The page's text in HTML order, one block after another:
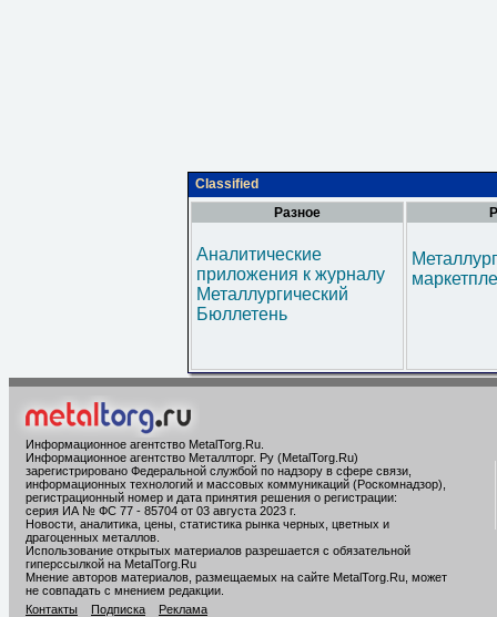
Classified
Разное
Аналитические
приложения к журналу
Металлургический
Бюллетень
Информационное агентство MetalTorg.Ru
Информационное агентство Металлторг. Ру (MetalTorg.Ru)
зарегистрировано Федеральной службой по надзору в сфере связи,
информационных технологий и массовых коммуникаций (Роскомнадзор),
регистрационный номер и дата принятия решения о регистрации:
серия ИА № ФС 77 - 85704 от 03 августа 2023 г.
Новости, аналитика, цены, статистика рынка черных, цветных и
драгоценных металлов.
Использование открытых материалов разрешается с обязательной
гиперссылкой на MetalTorg.Ru
Мнение авторов материалов, размещаемых на сайте MetalTorg.Ru, может
не совпадать с мнением редакции.
Контакты
Подписка Реклама